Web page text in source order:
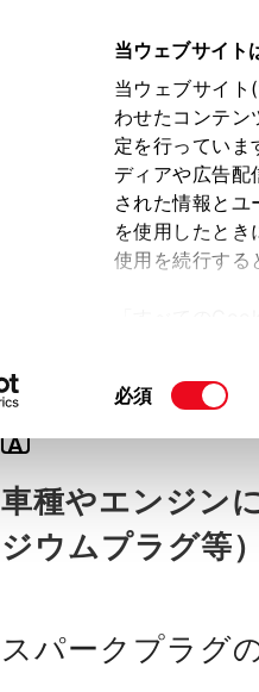
当ウェブサイト
当ウェブサイト(
わせたコンテン
定を行っていま
ディアや広告
された情報と
を使用したと
使用を続行する
て」をご覧くだ
同
択
必須
オーナーサポート トピックス
A
車種やエンジン
ジウムプラグ等
スパークプラグ